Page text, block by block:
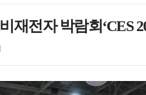
재전자 박람회‘CES